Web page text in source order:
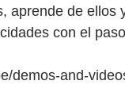
aprende de ellos
con el
demos-and-